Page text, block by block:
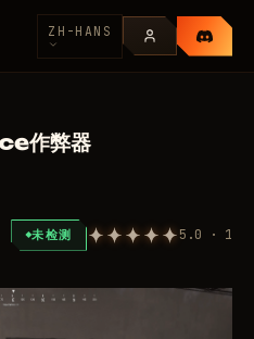
ZH-HANS
作弊器
未检测 5.0 · 1